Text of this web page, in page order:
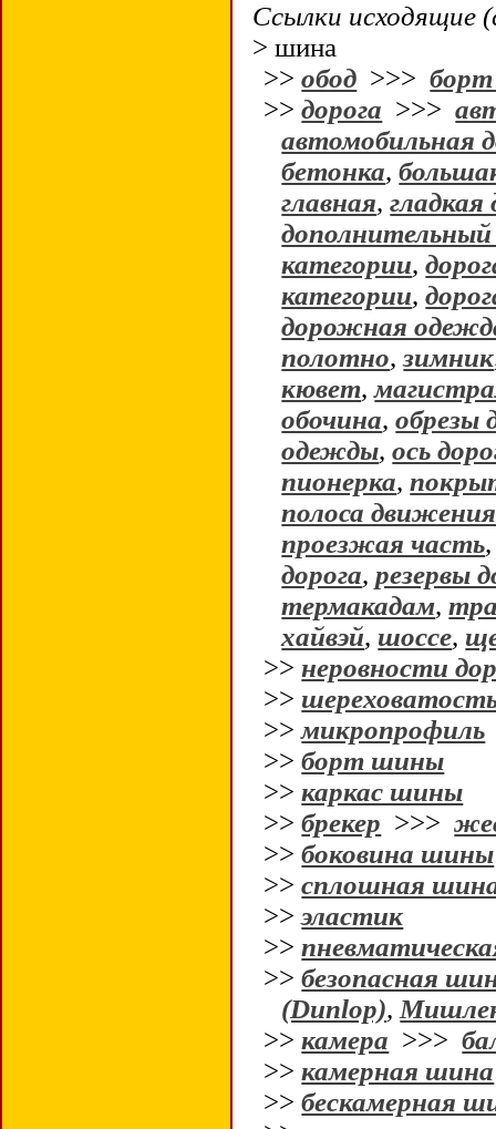
Ссылки исходящие
> шина
>>обод >>>борт
>>дорога >>>
автомобильная
бетонка,
главная,гладкая
категории,
категории,
дорожная
полотно,зимник
кювет,
обочина,обрезы
одежды,ось
пионерка,
полоса движения
проезжая часть
дорога,резервы
термакадам,
хайвэй, шоссе,
>> неровности
>>
>>микропрофиль
>>борт шины
>>каркас шины
>>брекер >>>
>>боковина шины
>>сплошная
>>эластик
>>
>>безопасная
(Dunlop),
>>камера >>>
>>камерная шина
>>бескамерная